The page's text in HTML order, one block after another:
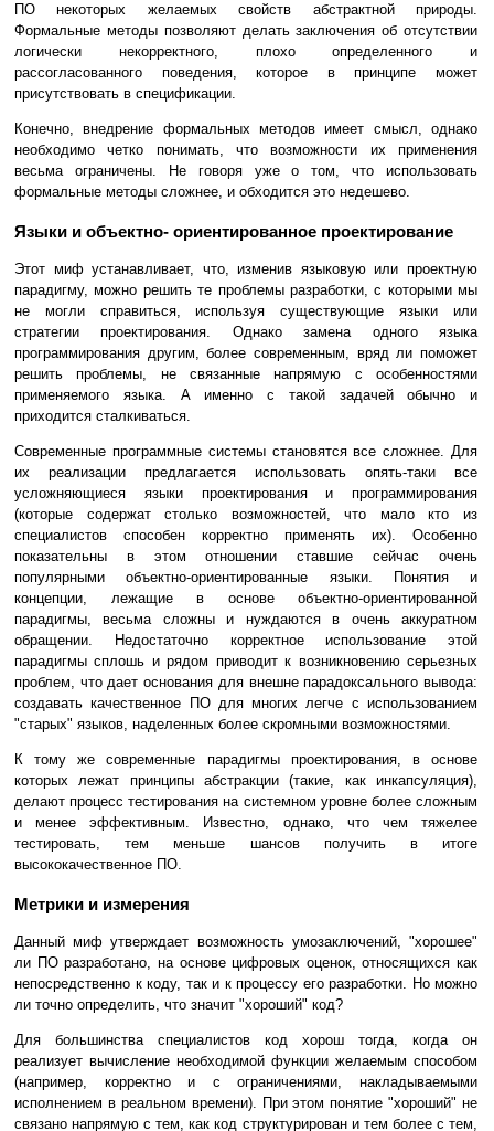
ПО некоторых желаемых свойств абстрактной природы.
Формальные методы позволяют делать заключения об отсутствии
логически некорректного, плохо определенного и
рассогласованного поведения, которое в принципе может
присутствовать в спецификации.
Конечно, внедрение формальных методов имеет смысл, однако
необходимо четко понимать, что возможности их применения
весьма ограничены. Не говоря уже о том, что использовать
формальные методы сложнее, и обходится это недешево.
Языки и объектно- ориентированное проектирование
Этот миф устанавливает, что, изменив языковую или проектную
парадигму, можно решить те проблемы разработки, с которыми мы
не могли справиться, используя существующие языки или
стратегии проектирования. Однако замена одного языка
программирования другим, более современным, вряд ли поможет
решить проблемы, не связанные напрямую с особенностями
применяемого языка. А именно с такой задачей обычно и
приходится сталкиваться.
Современные программные системы становятся все сложнее. Для
их реализации предлагается использовать опять-таки все
усложняющиеся языки проектирования и программирования
(которые содержат столько возможностей, что мало кто из
специалистов способен корректно применять их). Особенно
показательны в этом отношении ставшие сейчас очень
популярными объектно-ориентированные языки. Понятия и
концепции, лежащие в основе объектно-ориентированной
парадигмы, весьма сложны и нуждаются в очень аккуратном
обращении. Недостаточно корректное использование этой
парадигмы сплошь и рядом приводит к возникновению серьезных
проблем, что дает основания для внешне парадоксального вывода:
создавать качественное ПО для многих легче с использованием
"старых" языков, наделенных более скромными возможностями.
К тому же современные парадигмы проектирования, в основе
которых лежат принципы абстракции (такие, как инкапсуляция),
делают процесс тестирования на системном уровне более сложным
и менее эффективным. Известно, однако, что чем тяжелее
тестировать, тем меньше шансов получить в итоге
высококачественное ПО.
Метрики и измерения
Данный миф утверждает возможность умозаключений, "хорошее"
ли ПО разработано, на основе цифровых оценок, относящихся как
непосредственно к коду, так и к процессу его разработки. Но можно
ли точно определить, что значит "хороший" код?
Для большинства специалистов код хорош тогда, когда он
реализует вычисление необходимой функции желаемым способом
(например, корректно и с ограничениями, накладываемыми
исполнением в реальном времени). При этом понятие "хороший" не
связано напрямую с тем, как код структурирован и тем более с тем,